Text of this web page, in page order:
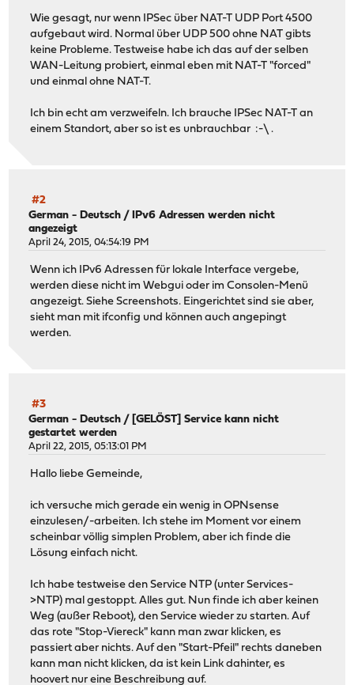
Wie gesagt, nur wenn IPSec über NAT-T UDP Port 4500
aufgebaut wird. Normal über UDP 500 ohne NAT gibts
keine Probleme. Testweise habe ich das auf der selben
WAN-Leitung probiert, einmal eben mit NAT-T "forced"
und einmal ohne NAT-T.
Ich bin echt am verzweifeln. Ich brauche IPSec NAT-T an
einem Standort, aber so ist es unbrauchbar :-\ .
#2
German - Deutsch /IPv6 Adressen werden nicht
angezeigt
April 24, 2015, 04:54:19 PM
Wenn ich IPv6 Adressen für lokale Interface vergebe,
werden diese nicht im Webgui oder im Consolen-Menü
angezeigt. Siehe Screenshots. Eingerichtet sind sie aber,
sieht man mit ifconfig und können auch angepingt
werden.
#3
German - Deutsch / [GELÖST] Service kann nicht
gestartet werden
April 22, 2015, 05:13:01 PM
Hallo liebe Gemeinde,
ich versuche mich gerade ein wenig in OPNsense
einzulesen/-arbeiten. Ich stehe im Moment vor einem
scheinbar völlig simplen Problem, aber ich finde die
Lösung einfach nicht.
Ich habe testweise den Service NTP (unter Services-
>NTP) mal gestoppt. Alles gut. Nun finde ich aber keinen
Weg (außer Reboot), den Service wieder zu starten. Auf
das rote "Stop-Viereck" kann man zwar klicken, es
passiert aber nichts. Auf den "Start-Pfeil" rechts daneben
kann man nicht klicken, da ist kein Link dahinter, es
hoovert nur eine Beschreibung auf.